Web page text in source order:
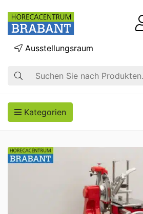
Suche
Ausstellungsraum
Kategorien